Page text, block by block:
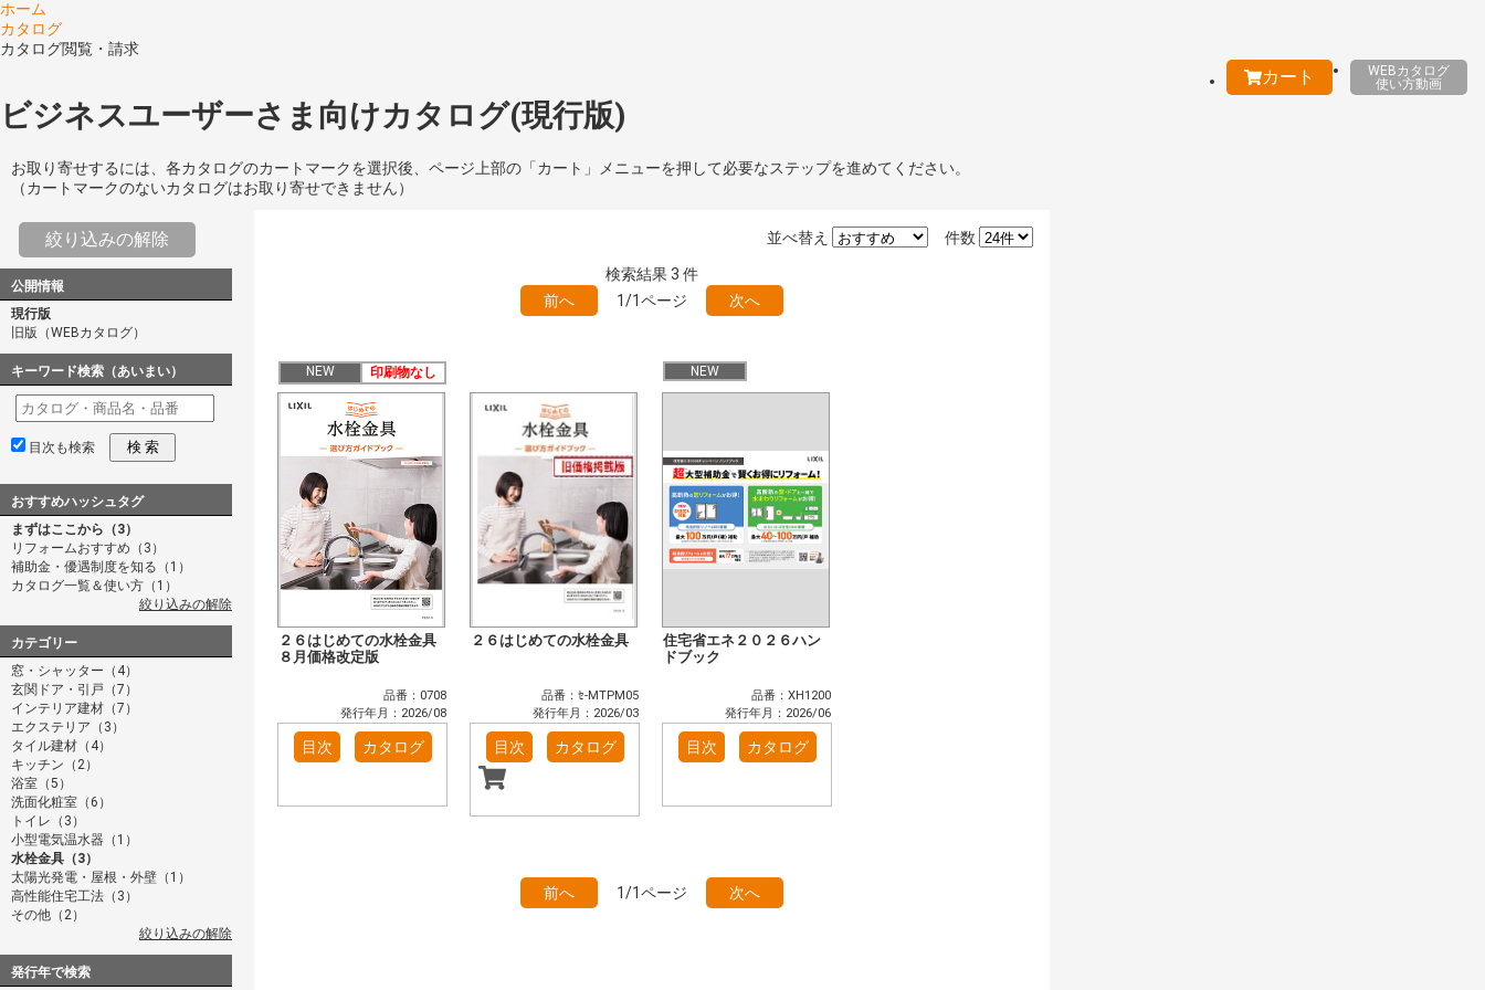
ホーム
カタログ
カタログ閲覧・請求
カート
WEBカタログ
使い方動画
ビジネスユーザーさま向けカタログ(現行版)
お取り寄せするには、各カタログのカートマークを選択後、ページ上部の「カート」メニューを押して必要なステップを進めてください。
（カートマークのないカタログはお取り寄せできません）
絞り込みの解除
公開情報
現行版
旧版（WEBカタログ）
キーワード検索（あいまい）
目次も検索 検 索
おすすめハッシュタグ
まずはここから（3）
リフォームおすすめ（3）
補助金・優遇制度を知る（1）
カタログ一覧＆使い方（1）
絞り込みの解除
カテゴリー
窓・シャッター（4）
玄関ドア・引戸（7）
インテリア建材（7）
エクステリア（3）
タイル建材（4）
キッチン（2）
浴室（5）
洗面化粧室（6）
トイレ（3）
小型電気温水器（1）
水栓金具（3）
太陽光発電・屋根・外壁（1）
高性能住宅工法（3）
その他（2）
絞り込みの解除
発行年で検索
件数
並べ替え
検索結果3 件
前へ
1/1ページ 次へ
NEW 印刷物なし
２６はじめての水栓金具
８月価格改定版
品番：0708
発行年月：2026/08
目次 カタログ
２６はじめての水栓金具
品番：ｾ-MTPM05
発行年月：2026/03
目次 カタログ
NEW
住宅省エネ２０２６ハン
ドブック
品番：XH1200
発行年月：2026/06
目次 カタログ
前へ 1/1ページ 次へ